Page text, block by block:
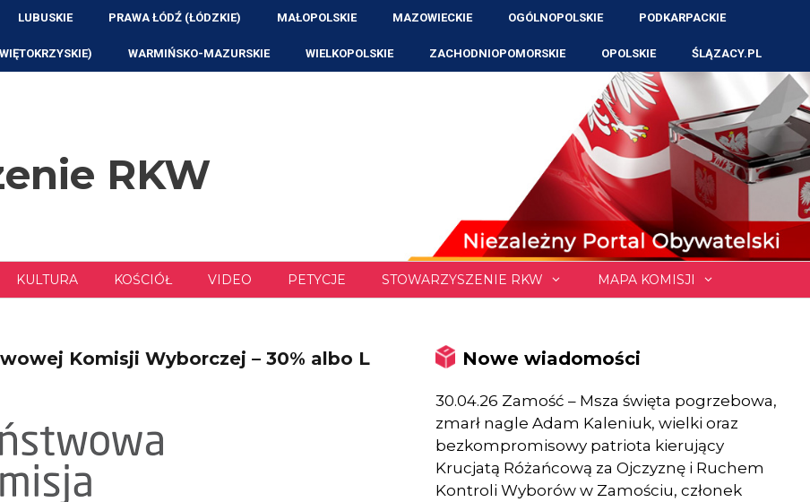
LUBUSKIE PRAWA ŁÓDŹ (ŁÓDZKIE) MAŁOPOLSKIE MAZOWIECKIE OGÓLNOPOLSKIE PODKARPACKIE
WARMIŃSKO-MAZURSKIE WIELKOPOLSKIE ZACHODNIOPOMORSKIE OPOLSKIE ŚLĄZACY.PL
RKW
KULTURA KOŚCIÓŁ VIDEO PETYCJE STOWARZYSZENIE RKW MAPA KOMISJI
Komisji Wyborczej – 30% albo L Nowe wiadomości
30.04.26 Zamość – Msza święta pogrzebowa,
zmarł nagle Adam Kaleniuk, wielki oraz
bezkompromisowy patriota kierujący
Krucjatą Różańcową za Ojczyznę i Ruchem
Kontroli Wyborów w Zamościu, członek